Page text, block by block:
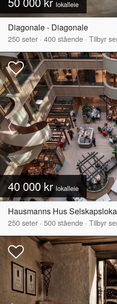
lokalleie
Diagonale - Diagonale
250seter · 400stående · Tilbyr
40 000 kr lokalleie
Hausmanns Hus
250seter · 500stående · Tilbyr